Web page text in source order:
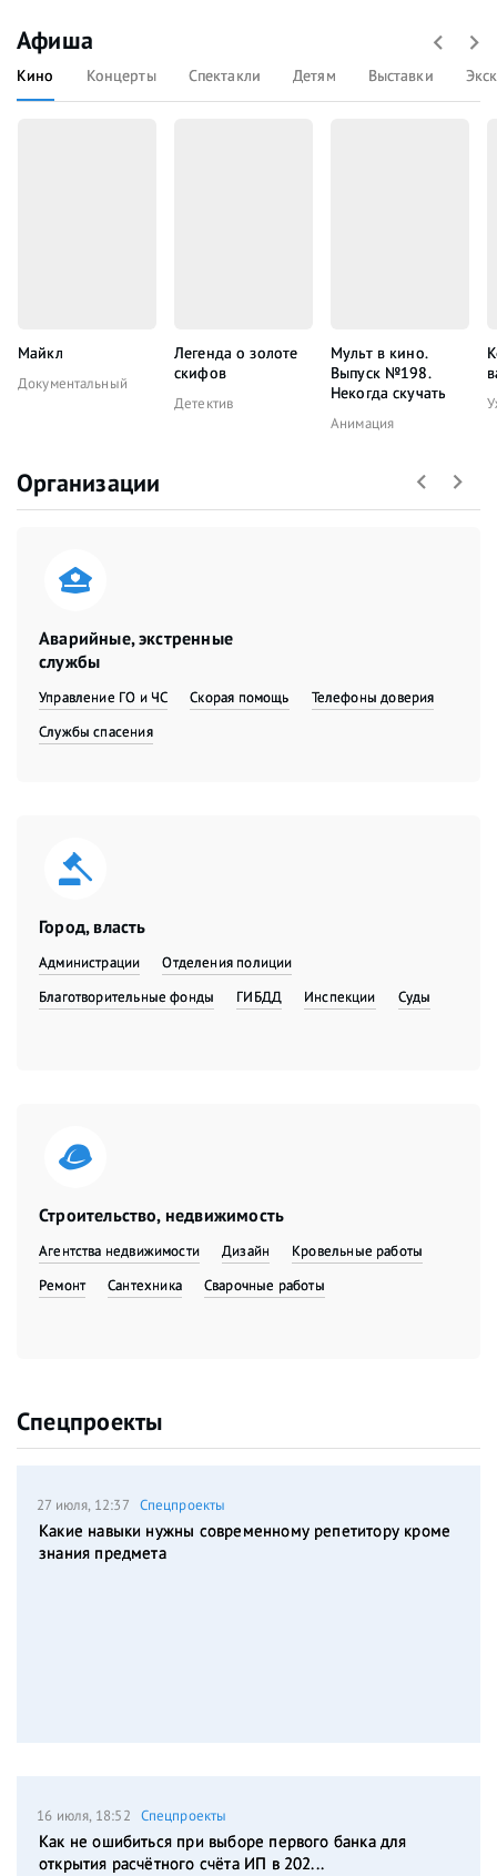
Афиша
Кино Концерты Спектакли Детям Выставки
Майкл
Документальный
Легенда о золоте
скифов
Детектив
Мульт в кино.
Выпуск №198.
Некогда скучать
Анимация
Организации
Аварийные, экстренные
службы
Управление ГО и ЧС Скорая помощь
Телефоны доверия
Службы спасения
Город, власть
Администрации
Отделения полиции
Благотворительные фонды
ГИБДД Инспекции Суды
Строительство, недвижимость
Агентства недвижимости Дизайн
Кровельные работы
Ремонт
Сантехника Сварочные работы
Спецпроекты
27 июля, 12:37 Спецпроекты
Какие навыки нужны современному репетитору кроме
знания предмета
16 июля, 18:52 Спецпроекты
Как не ошибиться при выборе первого банка для
открытия расчётного счёта ИП в 202...